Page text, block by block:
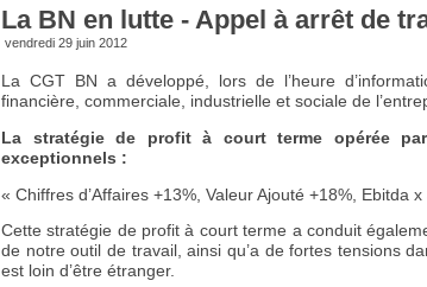
La BN en lutte - Appel à arrêt de
vendredi 29 juin 2012
La CGT BN a développé, lors de l’heure
financière, commerciale, industrielle et sociale de
La stratégie de profit à court terme opérée
exceptionnels :
Chiffres d’Affaires +13%, Valeur Ajouté +18%, Ebitda
Cette stratégie de profit à court terme a conduit
de notre outil de travail, ainsi qu’a de fortes tensions
est loin d’être étranger.